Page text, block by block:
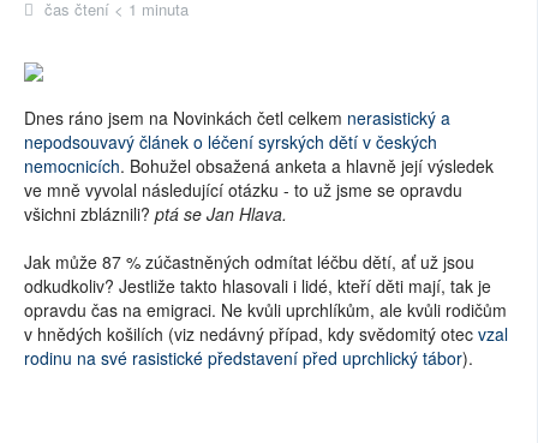
čas čtení < 1 minuta
Dnes ráno jsem na Novinkách četl celkem nerasistický a
nepodsouvavý článek o léčení syrských dětí v českých
nemocnicích. Bohužel obsažená anketa a hlavně její výsledek
ve mně vyvolal následující otázku - to už jsme se opravdu
všichni zbláznili? ptá se Jan Hlava.
Jak může 87 % zúčastněných odmítat léčbu dětí, ať už jsou
odkudkoliv? Jestliže takto hlasovali i lidé, kteří děti mají, tak je
opravdu čas na emigraci. Ne kvůli uprchlíkům, ale kvůli rodičům
v hnědých košilích (viz nedávný případ, kdy svědomitý otec vzal
rodinu na své rasistické představení před uprchlický tábor).